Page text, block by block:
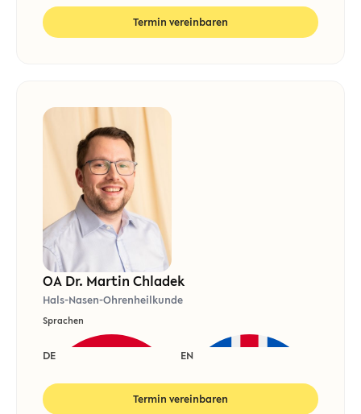
Termin vereinbaren
OA Dr. Martin Chladek
Hals-Nasen-Ohrenheilkunde
Sprachen
DE EN
Termin vereinbaren